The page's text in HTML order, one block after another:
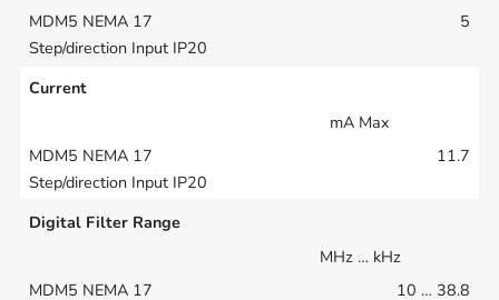
5
Current
mA Max
11.7
Digital Filter Range
MHz … kHz
10 … 38.8